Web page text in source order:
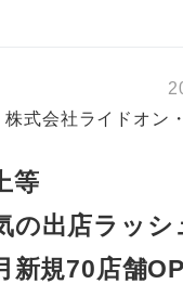
株式会社ライドオン
等
の出店ラッ
新規70店舗